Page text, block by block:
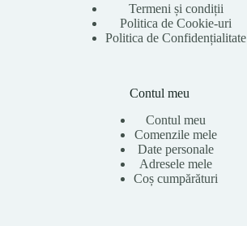
Termeni și condiții
Politica de Cookie-uri
Politica de Confidențialitate
Contul meu
Contul meu
Comenzile mele
Date personale
Adresele mele
Coș cumpărături